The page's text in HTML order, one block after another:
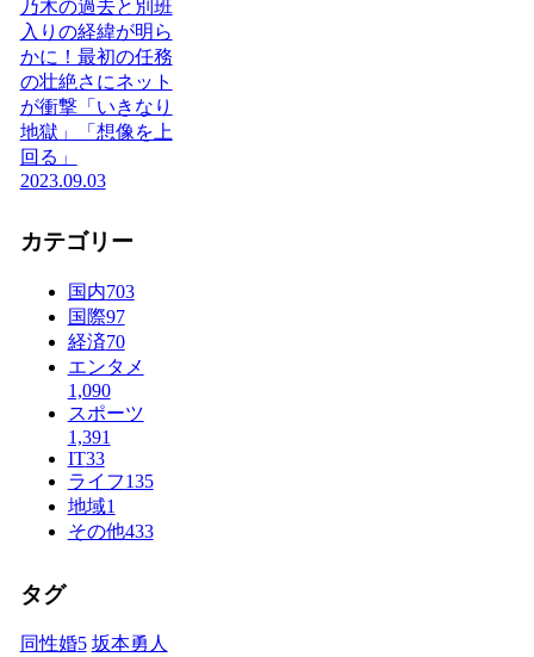
乃木の過去と別班
入りの経緯が明ら
かに！最初の任務
の壮絶さにネット
が衝撃「いきなり
地獄」「想像を上
回る」
2023.09.03
カテゴリー
国内703
国際97
経済70
エンタメ
1,090
スポーツ
1,391
IT33
ライフ135
地域1
その他433
タグ
同性婚5 坂本勇人